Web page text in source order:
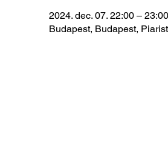
2024. dec. 07. 22:00 – 23:00
Budapest, Budapest,